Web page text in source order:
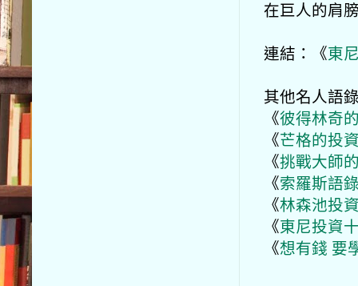
在巨人的肩
連結：《東
其他名人語
《彼得林奇
《芒格的投
《挑戰大師
《索羅斯語
《林森池投
《東尼投資
《想有錢 要